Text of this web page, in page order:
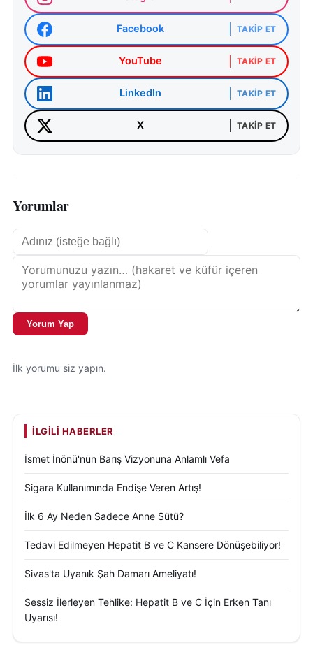
Facebook TAKIP ET
YouTube TAKIP ET
LinkedIn TAKIP ET
X TAKIP ET
Yorumlar
Yorum Yap
İlk yorumu siz yapın.
İLGILI HABERLER
İsmet İnönü'nün Barış Vizyonuna Anlamlı Vefa
Sigara Kullanımında Endişe Veren Artış!
İlk 6 Ay Neden Sadece Anne Sütü?
Tedavi Edilmeyen Hepatit B ve C Kansere Dönüşebiliyor!
Sivas'ta Uyanık Şah Damarı Ameliyatı!
Sessiz İlerleyen Tehlike: Hepatit B ve C İçin Erken Tanı
Uyarısı!